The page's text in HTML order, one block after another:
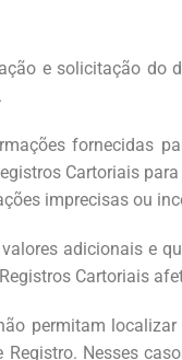
e solicitação do
fornecidas
Cartoriais
imprecisas ou
adicionais e
Cartoriais
permitam
Nesses